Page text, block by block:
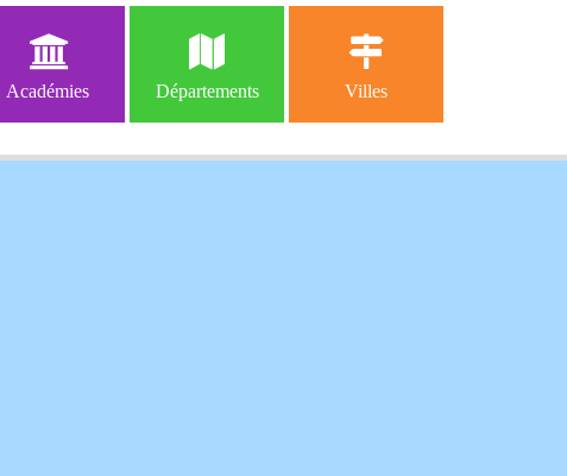
Académies Départements Villes